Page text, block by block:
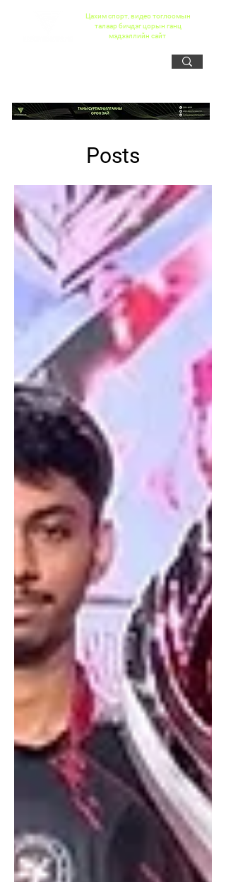
Цахим спорт, видео тоглоомын
талаар бичдэг цорын ганц
мэдээллийн сайт
Posts